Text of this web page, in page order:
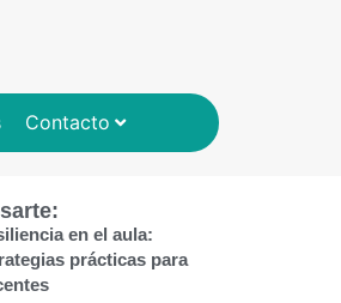
Contacto
en el aula:
prácticas para